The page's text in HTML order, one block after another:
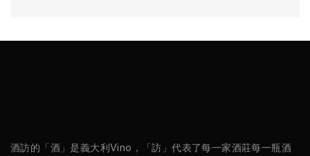
酒訪的「酒」是義大利Vino，「訪」代表了每一家酒莊每一瓶酒